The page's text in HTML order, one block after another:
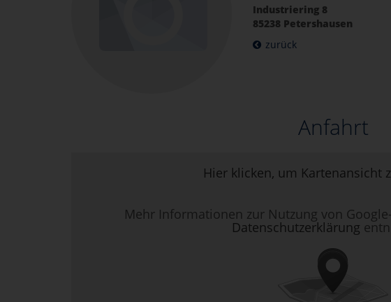
Industriering 8
85238 Petershausen
zurück
Anfahrt
Hier klicken, um Kartenansicht
Mehr Informationen zur Nutzung von
Datenschutzerklärung